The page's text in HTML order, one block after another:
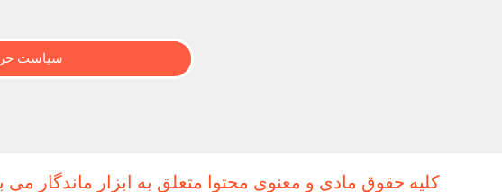
سیاست
کلیه حقوق مادی و معنوی محتوا متعلق به ابزار ماندگار می